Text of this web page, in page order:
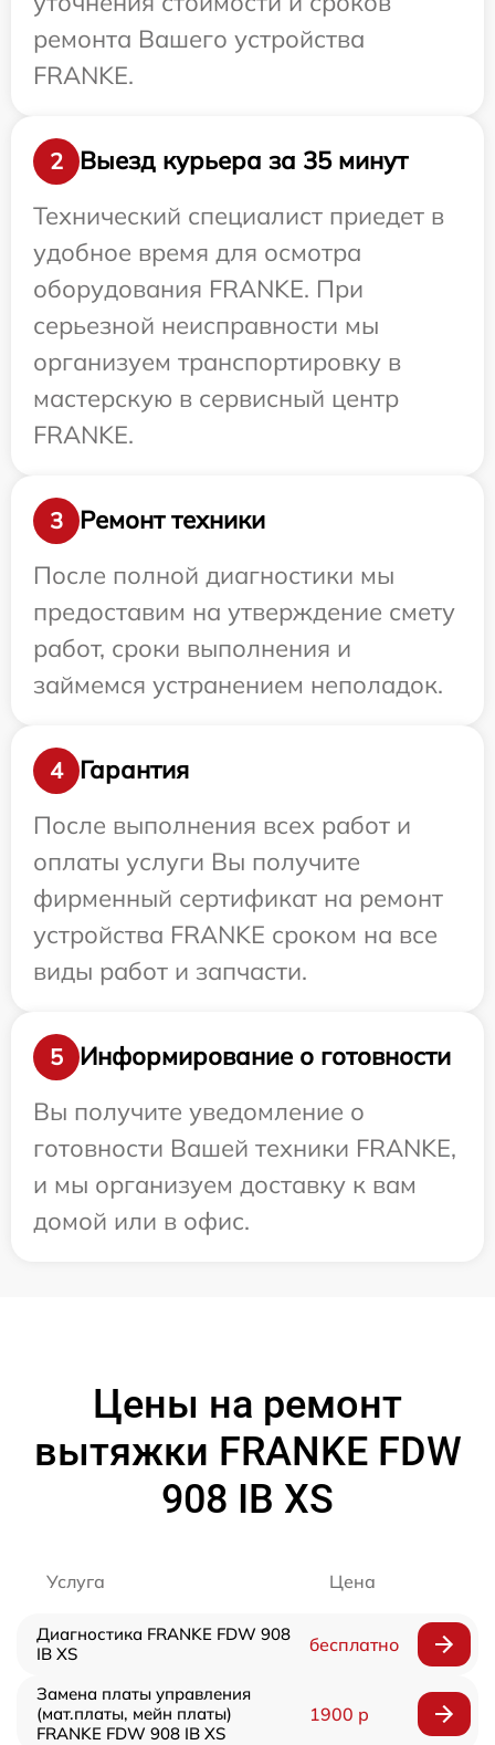
ремонта Вашего устройства
FRANKE.
2
Выезд курьера за 35 минут
Технический специалист приедет в
удобное время для осмотра
оборудования FRANKE. При
серьезной неисправности мы
организуем транспортировку в
мастерскую в сервисный центр
FRANKE.
3
Ремонт техники
После полной диагностики мы
предоставим на утверждение смету
работ, сроки выполнения и
займемся устранением неполадок.
4
Гарантия
После выполнения всех работ и
оплаты услуги Вы получите
фирменный сертификат на ремонт
устройства FRANKE сроком на все
виды работ и запчасти.
5
Информирование о готовности
Вы получите уведомление о
готовности Вашей техники FRANKE,
и мы организуем доставку к вам
домой или в офис.
Цены на ремонт
вытяжки FRANKE FDW
908 IB XS
Услуга Цена
Диагностика FRANKE FDW 908
IB XS
бесплатно
Замена платы управления
(мат.платы, мейн платы)
FRANKE FDW 908 IB XS
1900 р